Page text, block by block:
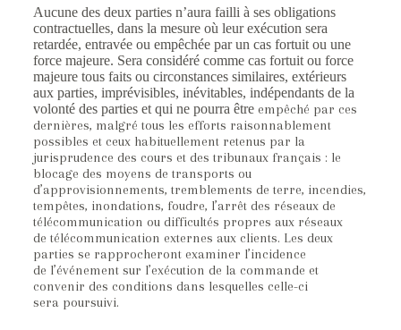
Aucune des deux parties n’aura failli à ses obligations
contractuelles, dans la mesure où leur exécution sera
retardée, entravée ou empêchée par un cas fortuit ou une
force majeure. Sera considéré comme cas fortuit ou force
majeure tous faits ou circonstances similaires, extérieurs
aux parties, imprévisibles, inévitables, indépendants de la
volonté des parties et qui ne pourra être empêché par ces
dernières, malgré tous les efforts raisonnablement
possibles et ceux habituellement retenus par la
jurisprudence des cours et des tribunaux français : le
blocage des moyens de transports ou
d’approvisionnements, tremblements de terre, incendies,
tempêtes, inondations, foudre, l’arrêt des réseaux de
télécommunication ou difficultés propres aux réseaux
de télécommunication externes aux clients. Les deux
parties se rapprocheront examiner l’incidence
de l’événement sur l’exécution de la commande et
convenir des conditions dans lesquelles celle-ci
sera poursuivi.